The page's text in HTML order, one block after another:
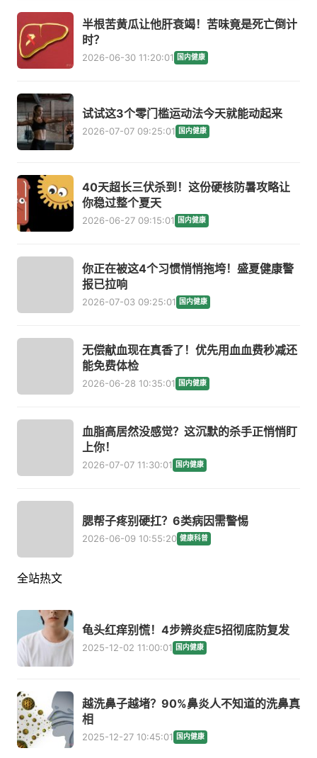
半根苦黄瓜让他肝衰竭！苦味竟是死亡倒计
时？
2026-06-30 11:20:01 国内健康
试试这3个零门槛运动法今天就能动起来
2026-07-07 09:25:01 国内健康
40天超长三伏杀到！这份硬核防暑攻略让
你稳过整个夏天
2026-06-27 09:15:01 国内健康
你正在被这4个习惯悄悄拖垮！盛夏健康警
报已拉响
2026-07-03 09:25:01 国内健康
无偿献血现在真香了！优先用血血费秒减还
能免费体检
2026-06-28 10:35:01 国内健康
血脂高居然没感觉？这沉默的杀手正悄悄盯
上你！
2026-07-07 11:30:01 国内健康
腮帮子疼别硬扛？6类病因需警惕
2026-06-09 10:55:20 健康科普
全站热文
龟头红痒别慌！4步辨炎症5招彻底防复发
2025-12-02 11:00:01 国内健康
越洗鼻子越堵？90%鼻炎人不知道的洗鼻真
相
2025-12-27 10:45:01 国内健康